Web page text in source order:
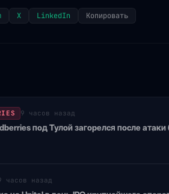
X LinkedIn Копировать
9 часов назад
под Тулой загорелся после атаки
часов назад